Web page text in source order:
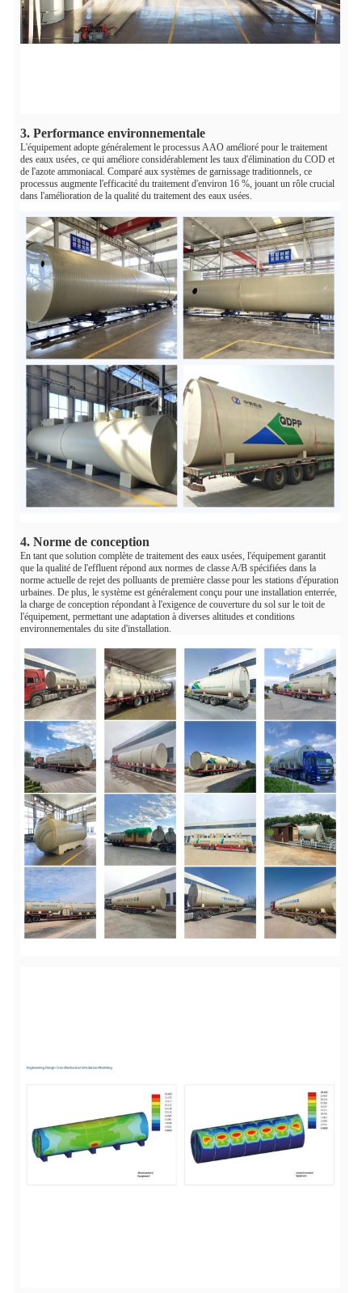
3. Performance environnementale
L'équipement adopte généralement le processus AAO amélioré pour le traitement
des eaux usées, ce qui améliore considérablement les taux d'élimination du COD et
de l'azote ammoniacal. Comparé aux systèmes de garnissage traditionnels, ce
processus augmente l'efficacité du traitement d'environ 16 %, jouant un rôle crucial
dans l'amélioration de la qualité du traitement des eaux usées.
4. Norme de conception
En tant que solution complète de traitement des eaux usées, l'équipement garantit
que la qualité de l'effluent répond aux normes de classe A/B spécifiées dans la
norme actuelle de rejet des polluants de première classe pour les stations d'épuration
urbaines. De plus, le système est généralement conçu pour une installation enterrée,
la charge de conception répondant à l'exigence de couverture du sol sur le toit de
l'équipement, permettant une adaptation à diverses altitudes et conditions
environnementales du site d'installation.